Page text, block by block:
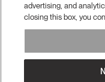
advertising, and
closing this box, you